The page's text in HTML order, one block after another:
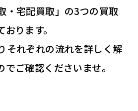
・宅配買取」の3つの買取
ります。
それぞれの流れを詳しく解
ご確認くださいませ。